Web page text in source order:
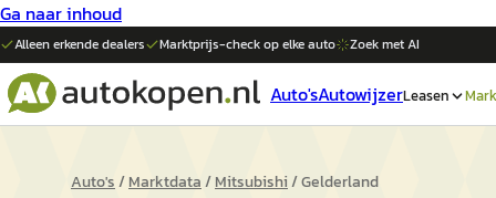
Ga naar inhoud
Alleen erkende dealers Marktprijs-check op elkeauto Zoek met AI
Auto'sAutowijzerLeasen
Auto's/Marktdata/Mitsubishi/Gelderland